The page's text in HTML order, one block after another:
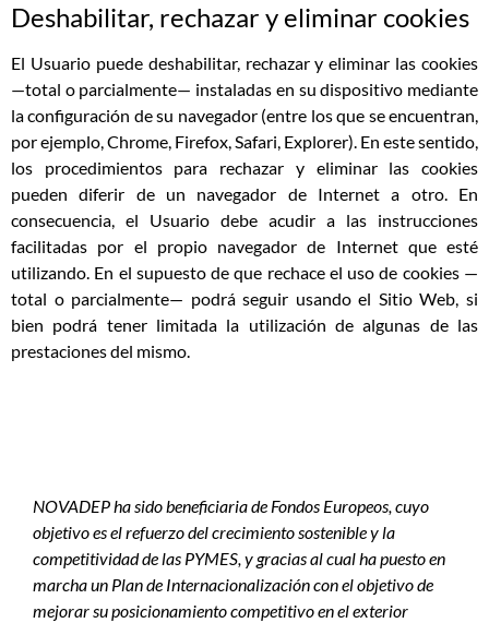
Deshabilitar, rechazar y eliminar cookies
El Usuario puede deshabilitar, rechazar y eliminar las cookies
—total o parcialmente— instaladas en su dispositivo mediante
la configuración de su navegador (entre los que se encuentran,
por ejemplo, Chrome, Firefox, Safari, Explorer). En este sentido,
los procedimientos para rechazar y eliminar las cookies
pueden diferir de un navegador de Internet a otro. En
consecuencia, el Usuario debe acudir a las instrucciones
facilitadas por el propio navegador de Internet que esté
utilizando. En el supuesto de que rechace el uso de cookies —
total o parcialmente— podrá seguir usando el Sitio Web, si
bien podrá tener limitada la utilización de algunas de las
prestaciones del mismo.
NOVADEP ha sido beneficiaria de Fondos Europeos, cuyo
objetivo es el refuerzo del crecimiento sostenible y la
competitividad de las PYMES, y gracias al cual ha puesto en
marcha un Plan de Internacionalización con el objetivo de
mejorar su posicionamiento competitivo en el exterior